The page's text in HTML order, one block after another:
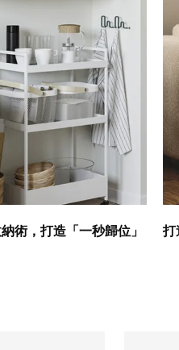
術，打造「一秒歸位」
打